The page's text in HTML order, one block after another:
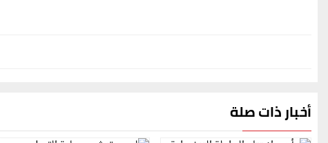
أخبار ذات صلة